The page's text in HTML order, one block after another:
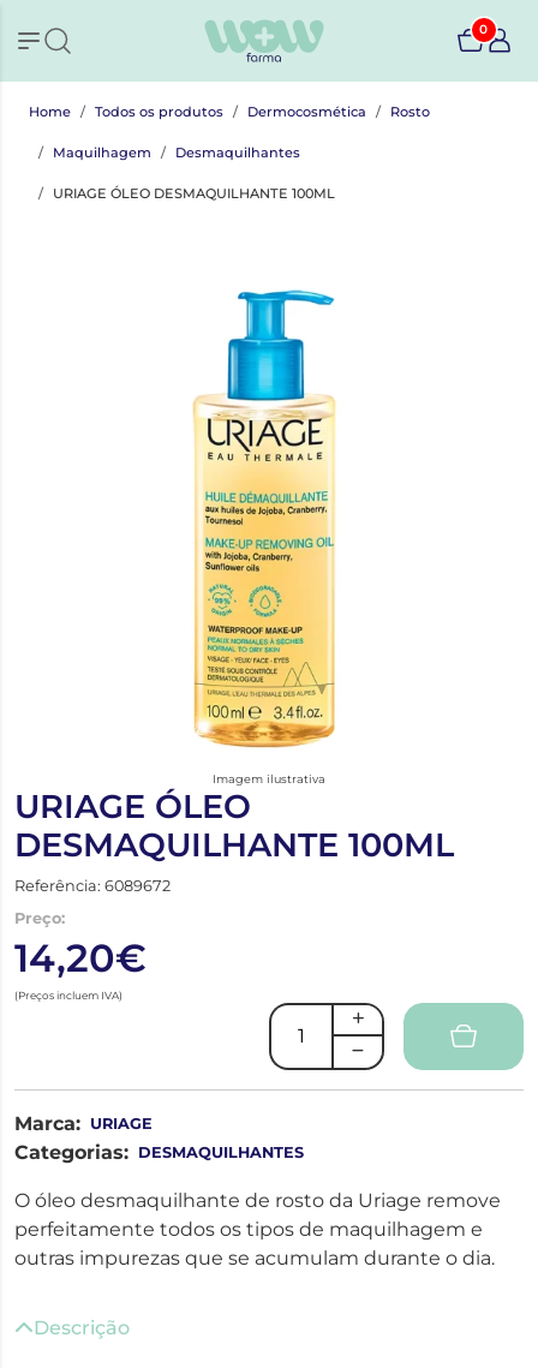
0
Home Todos os produtos Dermocosmética Rosto
Maquilhagem Desmaquilhantes
URIAGE ÓLEO DESMAQUILHANTE 100ML
Imagem ilustrativa
URIAGE ÓLEO
DESMAQUILHANTE 100ML
Referência: 6089672
Preço:
14,20€
(Preços incluem IVA)
Marca: URIAGE
Categorias: DESMAQUILHANTES
O óleo desmaquilhante de rosto da Uriage remove
perfeitamente todos os tipos de maquilhagem e
outras impurezas que se acumulam durante o dia.
Descrição